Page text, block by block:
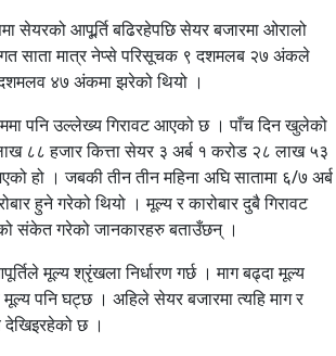
सेयरको आपूर्र्ति बढिरहेपछि सेयर बजारमा ओरालो
साता मात्र नेप्से परिसूचक ९ दशमलब २७ अंकले
४७ अंकमा झरेको थियो ।
पनि उल्लेख्य गिरावट आएको छ । पाँच दिन खुलेको
८८ हजार कित्ता सेयर ३ अर्ब १ करोड २८ लाख ५३
हो । जबकी तीन तीन महिना अघि सातामा ६/७ अर्ब
हुने गरेको थियो । मूल्य र कारोबार दुबै गिरावट
संकेत गरेको जानकारहरु बताउँछन् ।
मूल्य श्रृंखला निर्धारण गर्छ । माग बढ्दा मूल्य
मूल्य पनि घट्छ । अहिले सेयर बजारमा त्यहि माग र
देखिइरहेको छ ।